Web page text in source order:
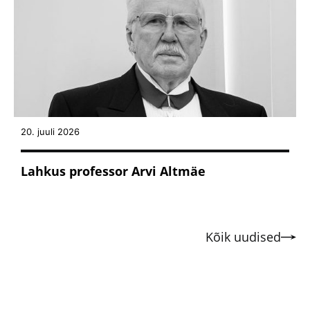
20. juuli 2026
Lahkus professor Arvi Altmäe
Kõik uudised